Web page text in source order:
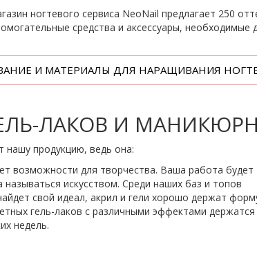
ногтевого сервиса NeoNail предлагает 250
средства и аксессуары,
И МАТЕРИАЛЫ ДЛЯ НАРАЩИВАНИЯ
ЛАКОВ И
нашу продукцию, ведь она:
возможности для творчества. Ваша работа будет
называться искусством. Среди наших баз и топов
свой идеал, акрил и гели хорошо держат
гель-лаков с различными эффектами держатся
недель.